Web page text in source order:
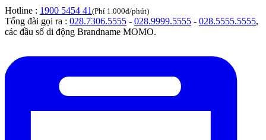
Hotline : 1900 5454 41 (Phí 1.000đ/phút)
Tổng đài gọi ra : 028.7306.5555 - 028.9999.5555 - 028.5555.5555,
các đầu số di động Brandname MOMO.